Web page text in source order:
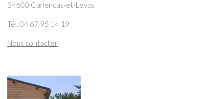
34600 Carlencas-et-Levas
Tél. 04 67 95 14 19
Nous contacter